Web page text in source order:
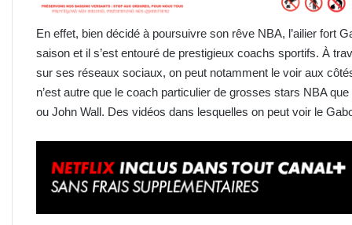
En effet, bien décidé à poursuivre son rêve NBA, l’ailier fort
saison et il s’est entouré de prestigieux coachs sportifs. À
sur ses réseaux sociaux, on peut notamment le voir aux
n’est autre que le coach particulier de grosses stars NBA
ou John Wall. Des vidéos dans lesquelles on peut voir le